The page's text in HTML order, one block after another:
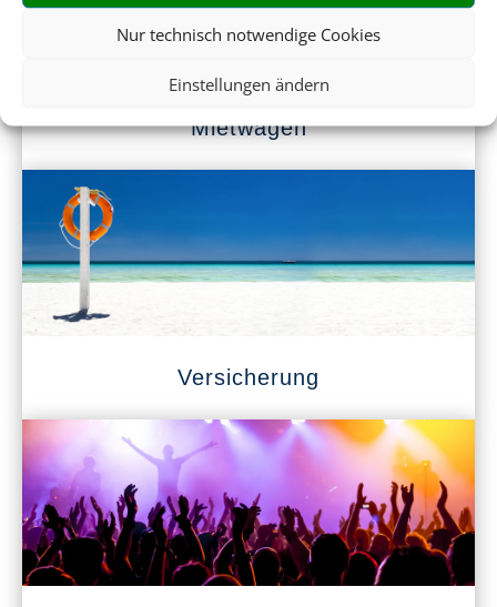
Nur technisch notwendige Cookies
Einstellungen ändern
Mietwagen
Versicherung